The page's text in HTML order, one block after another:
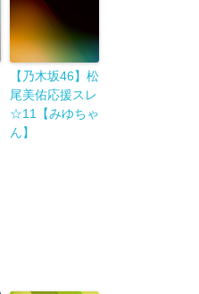
【乃木坂46】松
尾美佑応援スレ
☆11【みゆちゃ
ん】